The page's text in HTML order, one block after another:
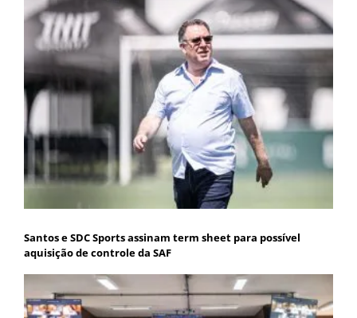
Santos e SDC Sports assinam term sheet para possível
aquisição de controle da SAF